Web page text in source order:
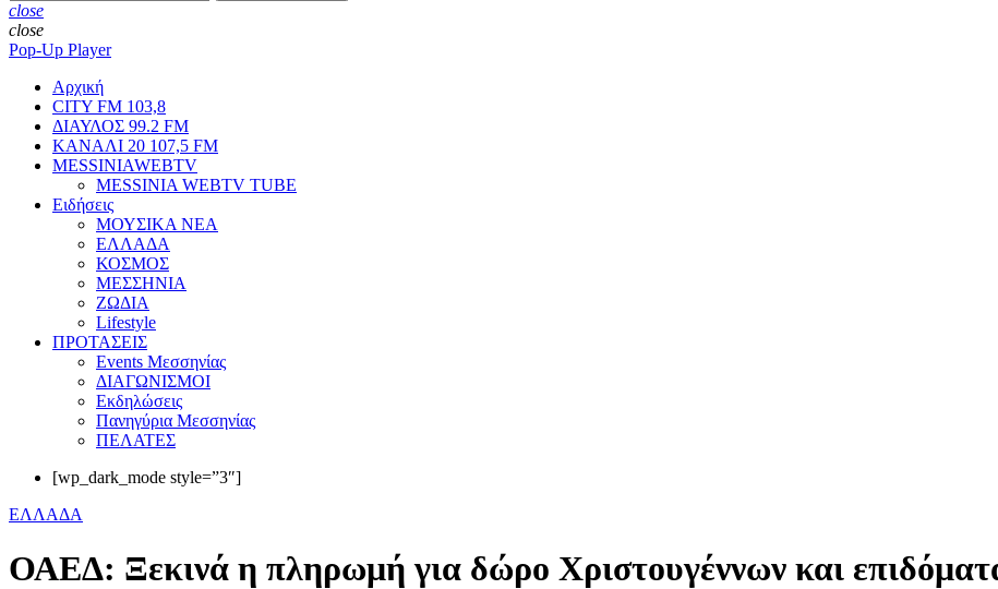
close
close
Pop-Up Player
Αρχική
CITY FM 103,8
ΔΙΑΥΛΟΣ 99.2 FM
ΚΑΝΑΛΙ 20 107,5 FM
MESSINIAWEBTV
MESSINIA WEBTV TUBE
Eιδήσεις
ΜΟΥΣΙΚΑ ΝΕΑ
ΕΛΛΑΔΑ
ΚΟΣΜΟΣ
ΜΕΣΣΗΝΙΑ
ΖΩΔΙΑ
Lifestyle
ΠΡΟΤΑΣΕΙΣ
Events Μεσσηνίας
ΔΙΑΓΩΝΙΣΜΟΙ
Εκδηλώσεις
Πανηγύρια Μεσσηνίας
ΠΕΛΑΤΕΣ
[wp_dark_mode style=”3″]
ΕΛΛΑΔΑ
ΟΑΕΔ: Ξεκινά η πληρωμή για δώρο Χριστουγέννων και